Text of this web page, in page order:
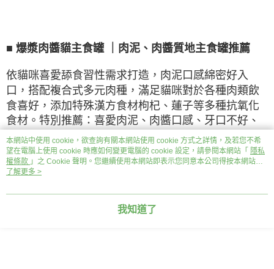
■ 爆漿肉醬貓主食罐 ｜肉泥、肉醬質地主食罐推薦
依貓咪喜愛舔食習性需求打造，肉泥口感綿密好入
口，搭配複合式多元肉種，滿足貓咪對於各種肉類飲
食喜好，添加特殊漢方食材枸杞、蓮子等多種抗氧化
食材。特別推薦：喜愛肉泥、肉醬口感、牙口不好、
高齡、挑食的貓咪。
本網站中使用 cookie，欲查詢有關本網站使用 cookie 方式之詳情，及若您不希
望在電腦上使用 cookie 時應如何變更電腦的 cookie 設定，請參閱本網站「 隱私
權條款 」之 Cookie 聲明。您繼續使用本網站即表示您同意本公司得按本網站使
用條款之 Cookie 聲明使用 cookie。
了解更多 >
我知道了